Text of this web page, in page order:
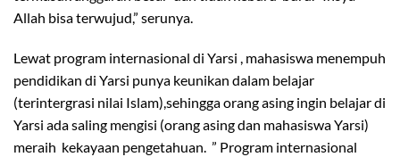
Allah bisa terwujud,” serunya.
Lewat program internasional di Yarsi , mahasiswa menempuh
pendidikan di Yarsi punya keunikan dalam belajar
(terintergrasi nilai Islam),sehingga orang asing ingin belajar di
Yarsi ada saling mengisi (orang asing dan mahasiswa Yarsi)
meraih kekayaan pengetahuan. ” Program internasional